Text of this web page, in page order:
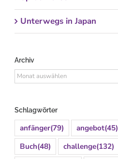
Unterwegs in Japan
Archiv
Archiv
Schlagwörter
anfänger(79) angebot(45)
Buch(48) challenge(132)